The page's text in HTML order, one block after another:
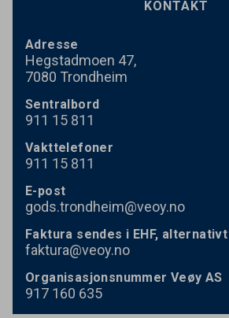
STAVANGER
KONTAKT
Adresse
Hegstadmoen 47,
7080 Trondheim
Sentralbord
911 15 811
Vakttelefoner
911 15 811
E-post
gods.trondheim@veoy.no
Faktura sendes i EHF,
faktura@veoy.no
Organisasjonsnummer Veøy AS
917 160 635